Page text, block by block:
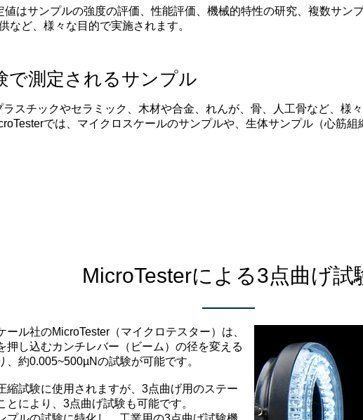
はサンプルの強度の評価、性能評価、機械的特性の研究、複数サン
など、様々な目的で実施されます。
で測定されるサンプル
スチックやセラミック、木材や合金、れんが、骨、人工骨など、様
では、マイクロスケールのサンプルや、生体サンプル（心筋
MicroTesterによる3点曲げ試
ル社のMicroTester（マイクロテスター）は、
押し込むカンチレバー（ビーム）の径を変える
、約0.005~500µNの試験が可能です。
試験に使用されますが、3点曲げ用のステー
とにより、3点曲げ試験も可能です。